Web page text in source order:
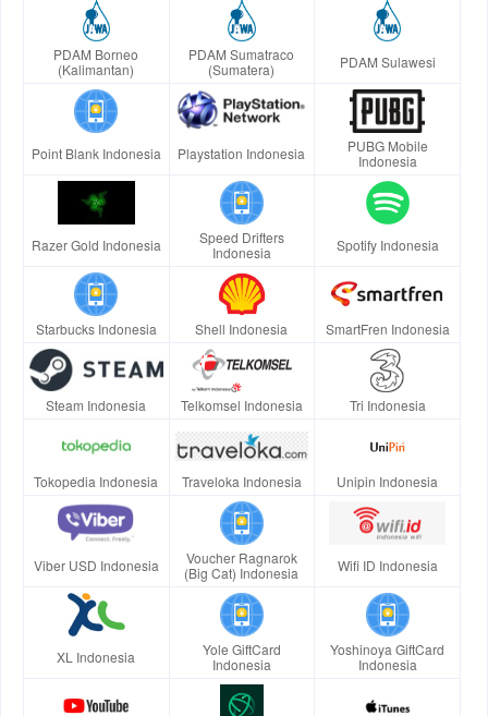
PDAM Borneo
(Kalimantan)
PDAM Sumatraco
(Sumatera)
PDAM Sulawesi
Point Blank Indonesia Playstation Indonesia
PUBG Mobile
Indonesia
Razer Gold Indonesia
Speed Drifters
Indonesia
Spotify Indonesia
Starbucks Indonesia Shell Indonesia SmartFren Indonesia
Steam Indonesia Telkomsel Indonesia Tri Indonesia
Tokopedia Indonesia Traveloka Indonesia Unipin Indonesia
Viber USD Indonesia
Voucher Ragnarok
(Big Cat) Indonesia
Wifi ID Indonesia
XL Indonesia
Yole GiftCard
Indonesia
Yoshinoya GiftCard
Indonesia